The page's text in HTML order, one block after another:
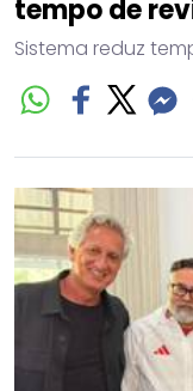
tempo de
Sistema reduz